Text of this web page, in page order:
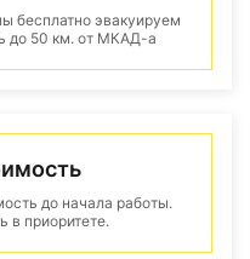
бесплатно эвакуируем
до 50 км. от МКАД-а
до начала работы.
в приоритете.